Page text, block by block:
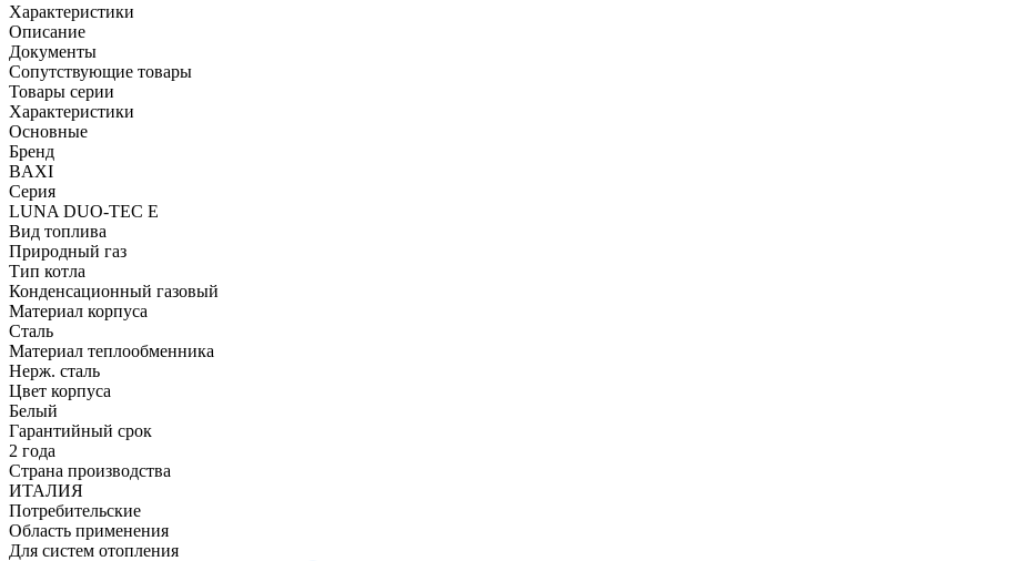
Характеристики
Описание
Документы
Сопутствующие товары
Товары серии
Характеристики
Основные
Бренд
BAXI
Серия
LUNA DUO-TEC E
Вид топлива
Природный газ
Тип котла
Конденсационный газовый
Материал корпуса
Сталь
Материал теплообменника
Нерж. сталь
Цвет корпуса
Белый
Гарантийный срок
2 года
Страна производства
ИТАЛИЯ
Потребительские
Область применения
Для систем отопления